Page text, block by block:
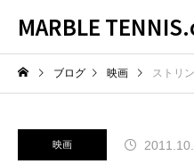
MARBLE
ブログ 映画 ストリ
映画